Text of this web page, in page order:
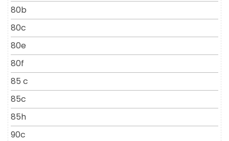
80b
80c
80e
80f
85 c
85c
85h
90c